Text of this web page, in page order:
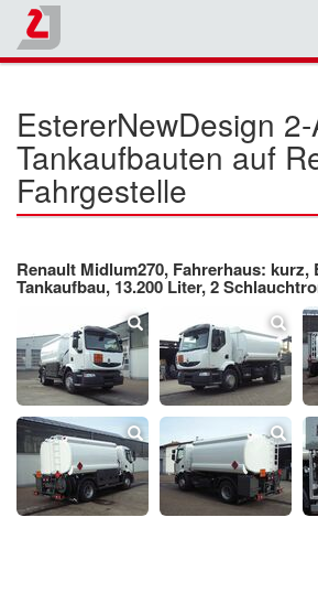
EstererNewDesign
Tankaufbauten auf
Fahrgestelle
Renault Midlum270, Fahrerhaus: kurz,
Tankaufbau, 13.200 Liter, 2